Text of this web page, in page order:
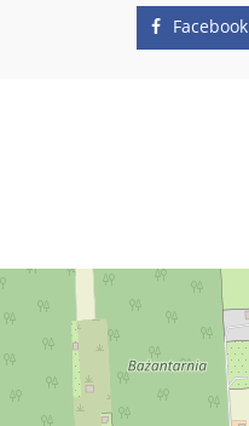
Facebook